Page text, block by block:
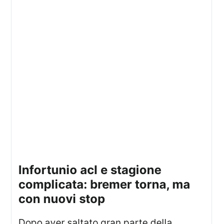
infortunio acl e stagione
complicata: bremer torna, ma
con nuovi stop